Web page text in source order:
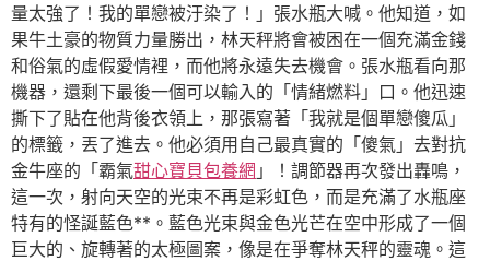
量太強了！我的單戀被汙染了！」張水瓶大喊。他知道，如
果牛土豪的物質力量勝出，林天秤將會被困在一個充滿金錢
和俗氣的虛假愛情裡，而他將永遠失去機會。張水瓶看向那
機器，還剩下最後一個可以輸入的「情緒燃料」口。他迅速
撕下了貼在他背後衣領上，那張寫著「我就是個單戀傻瓜」
的標籤，丟了進去。他必須用自己最真實的「傻氣」去對抗
金牛座的「霸氣甜心寶貝包養網 」！調節器再次發出轟鳴，
這一次，射向天空的光束不再是彩虹色，而是充滿了水瓶座
特有的怪誕藍色**。藍色光束與金色光芒在空中形成了一個
巨大的、旋轉著的太極圖案，像是在爭奪林天秤的靈魂。這